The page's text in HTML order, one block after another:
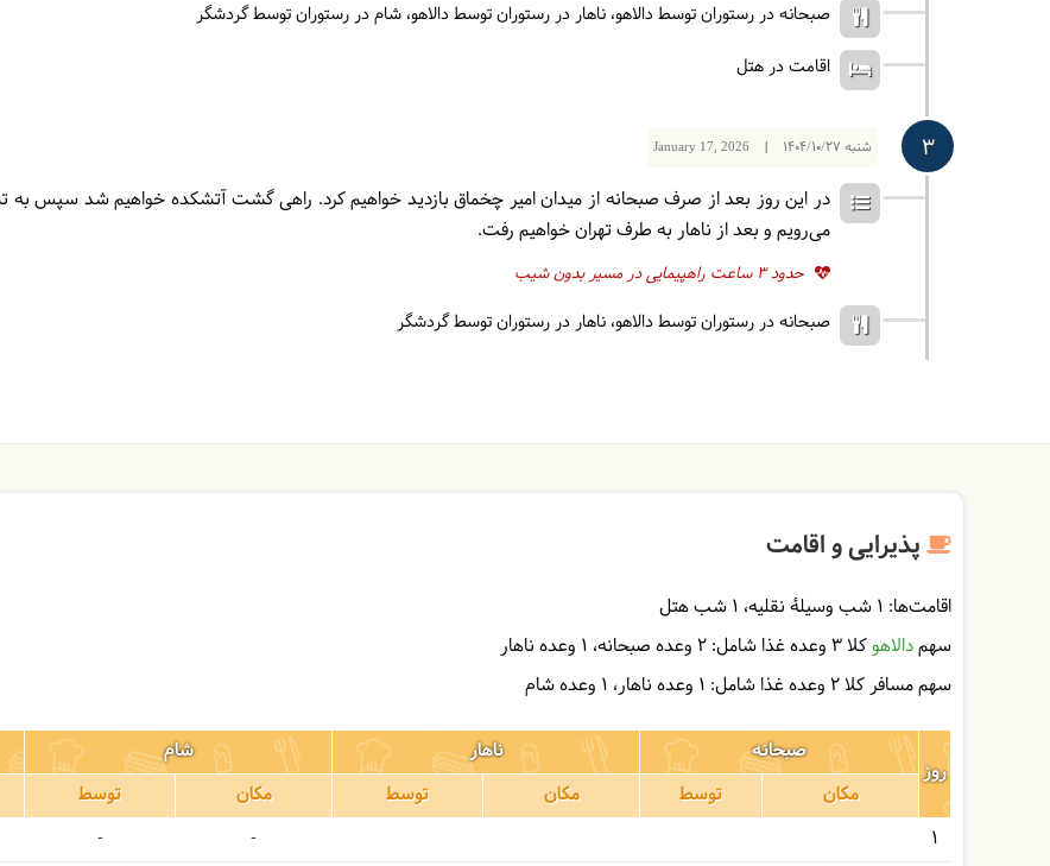
صبحانه در رستوران توسط دالاهو ناهار در رستوران توسط دالاهو شام در رستوران توسط گردشگر
اقامت در هتل
3 شنبه January 17, 2026 | 1404/10/27
در این روز بعد از صرف صبحانه از میدان امیر چخماق بازدید خواهیم کرد. راهی گشت آتشکده خواهیم شد سپس به
می‌رویم و بعد از ناهار به طرف تهران خواهیم رفت.
حدود 3 ساعت راهپیمایی در مسیر بدون شیب
صبحانه در رستوران توسط دالاهو ناهار در رستوران توسط گردشگر
پذیرایی و اقامت
اقامت‌ها: 1 شب وسیلۀ نقلیه
1 شب هتل
سهمدالاهوکلا 3 وعده غذا شامل: 2 وعده صبحانه
1 وعده ناهار
سهم مسافر کلا 2 وعده غذا شامل:
1 وعده ناهار 1 وعده شام
روز
صبحانه ناهار شام
مکان
توسط مکان توسط مکان توسط
1
-
-